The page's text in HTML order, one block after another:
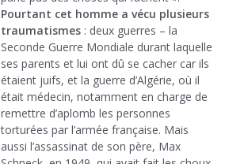
Pourtant cet homme a vécu plusieurs
traumatismes : deux guerres – la
Seconde Guerre Mondiale durant laquelle
ses parents et lui ont dû se cacher car ils
étaient juifs, et la guerre d’Algérie, où il
était médecin, notamment en charge de
remettre d’aplomb les personnes
torturées par l’armée française. Mais
aussi l’assassinat de son père, Max